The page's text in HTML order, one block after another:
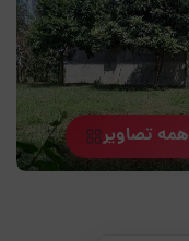
همه تصاویر